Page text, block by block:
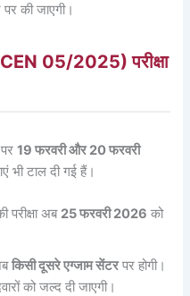
की जाएगी।
05/2025) परीक्षा
19 फरवरी और 20 फरवरी
भी टाल दी गई हैं।
परीक्षा अब 25 फरवरी 2026 को
किसी दूसरे एग्जाम सेंटरपर होगी।
को जल्द दी जाएगी।